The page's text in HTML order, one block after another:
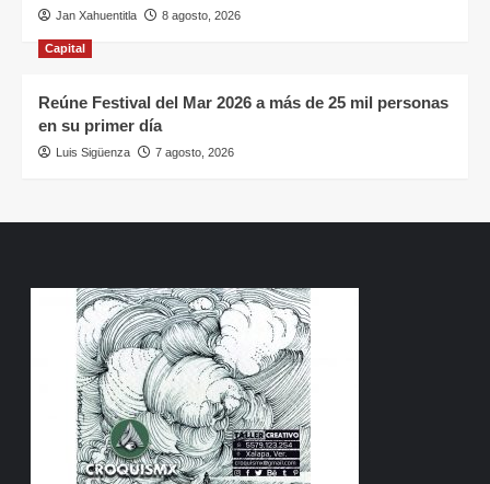
Jan Xahuentitla 8 agosto, 2026
Capital
Reúne Festival del Mar 2026 a más de 25 mil personas
en su primer día
Luis Sigüenza 7 agosto, 2026